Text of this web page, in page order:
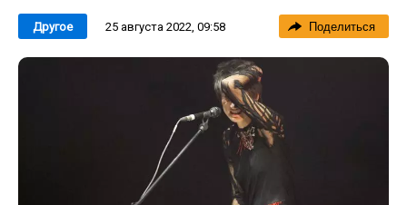
Другое 25 августа 2022, 09:58 Поделиться